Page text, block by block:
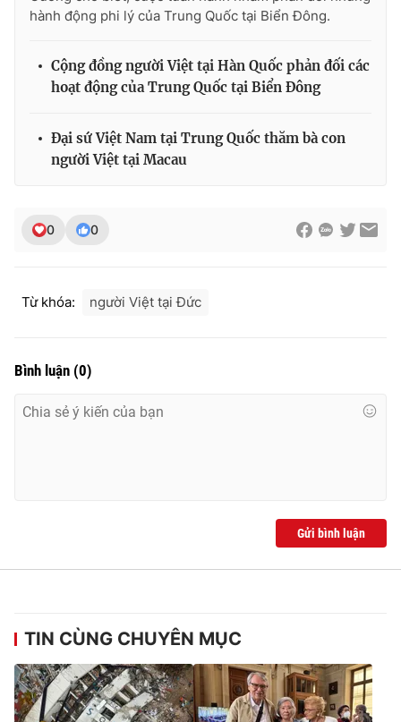
THỜI BÁO VTV
Theo dõi báo trên
Cơ quan chủ quản:
Cơ quan báo chí:
Ðiện thoại Thời báo VTV:024.66 897 897
® Cấm sao chép dưới mọi hình thức nếu không có sự chấp
hành động phi lý của Trung Quốc tại Biển Đông.
Cộng đồng người Việt tại Hàn Quốc phản đối các
hoạt động của Trung Quốc tại Biển Đông
Đại sứ Việt Nam tại Trung Quốc thăm bà con
người Việt tại Macau
0 0
Từ khóa: người Việt tại Đức
Bình luận (0)
Gửi bình luận
TIN CÙNG CHUYÊN MỤC